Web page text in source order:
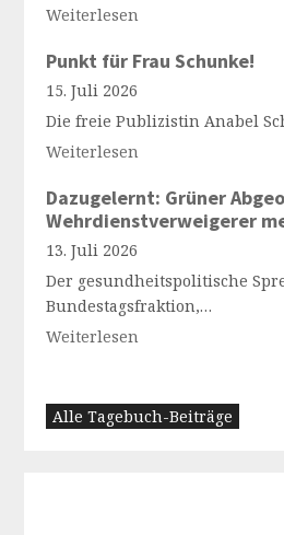
Weiterlesen
Punkt für Frau Schunke!
15. Juli 2026
Die freie Publizistin Anabel
Weiterlesen
Dazugelernt: Grüner
Wehrdienstverweigerer
13. Juli 2026
Der gesundheitspolitische
Bundestagsfraktion,…
Weiterlesen
Alle Tagebuch-Beiträge